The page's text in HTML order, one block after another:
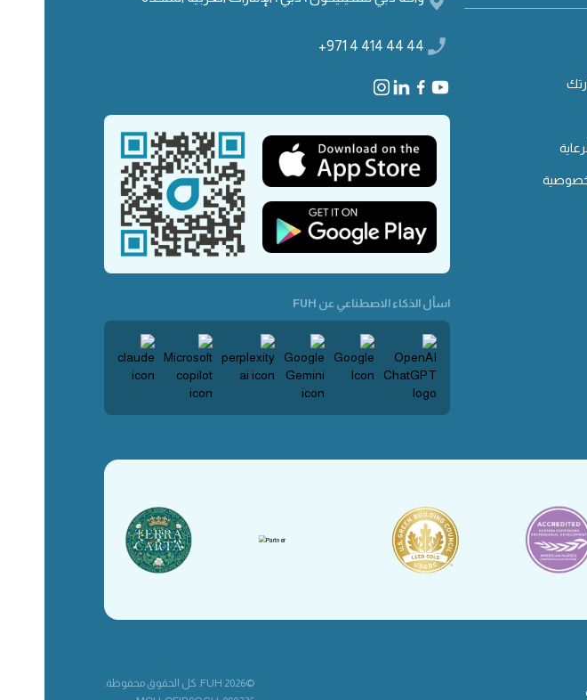
+971 4 414 44 44
اسأل الذكاء الاصطناعي عن FUH
©2026 FUH. كل الحقوق محفوظة.